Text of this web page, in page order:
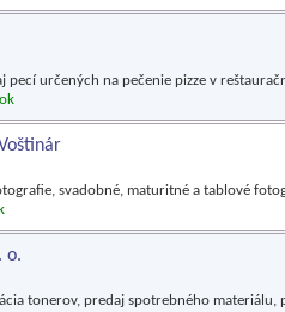
pecí určených na pečenie pizze v
svadobné, maturitné a tablové
o.
tonerov, predaj spotrebného